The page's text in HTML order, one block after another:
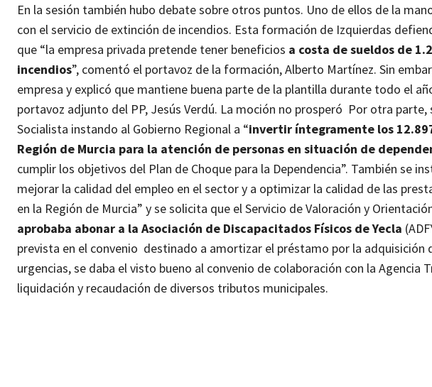
En la sesión también hubo debate sobre otros puntos. Uno de ellos de la
con el servicio de extinción de incendios. Esta formación de Izquierdas
que “la empresa privada pretende tener beneficios a costa de sueldos de
incendios”, comentó el portavoz de la formación, Alberto Martínez. Sin
empresa y explicó que mantiene buena parte de la plantilla durante todo el
portavoz adjunto del PP, Jesús Verdú. La moción no prosperó Por otra parte,
Socialista instando al Gobierno Regional a “invertir íntegramente los
Región de Murcia para la atención de personas en situación de
cumplir los objetivos del Plan de Choque para la Dependencia”. También se
mejorar la calidad del empleo en el sector y a optimizar la calidad de las
en la Región de Murcia” y se solicita que el Servicio de Valoración y
aprobaba abonar a la Asociación de Discapacitados Físicos de Yecla
prevista en el convenio destinado a amortizar el préstamo por la adquisición
urgencias, se daba el visto bueno al convenio de colaboración con la Agencia
liquidación y recaudación de diversos tributos municipales.